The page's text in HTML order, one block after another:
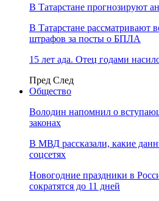
В Татарстане прогнозируют
В Татарстане рассматривают
штрафов за посты о БПЛА
15 лет ада. Отец годами
Пред След
Общество
Володин напомнил о
законах
В МВД рассказали, какие
соцсетях
Новогодние праздники в
сократятся до 11 дней